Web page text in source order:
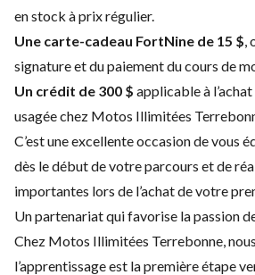
en stock à prix régulier.
Une carte-cadeau FortNine de 15 $
signature et du paiement du cours de
Un crédit de 300 $ applicable à
usagée chez Motos Illimitées
C’est une excellente occasion de vous
dès le début de votre parcours et de
importantes lors de l’achat de votre
Un partenariat qui favorise la passion
Chez Motos Illimitées Terrebonne,
l’apprentissage est la première étape